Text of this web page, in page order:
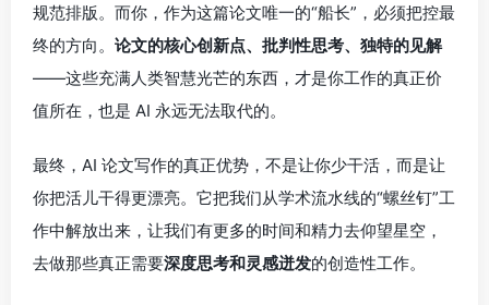
规范排版。而你，作为这篇论文唯一的“船长”，必须把控最
终的方向。 论文的核心创新点、批判性思考、独特的见解
——这些充满人类智慧光芒的东西，才是你工作的真正价
值所在，也是 AI 永远无法取代的。
最终，AI 论文写作的真正优势，不是让你少干活，而是让
你把活儿干得更漂亮。它把我们从学术流水线的“螺丝钉”工
作中解放出来，让我们有更多的时间和精力去仰望星空，
去做那些真正需要深度思考和灵感迸发的创造性工作。